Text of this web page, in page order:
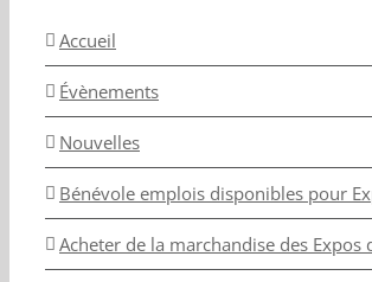
Accueil
Évènements
Nouvelles
Bénévole emplois disponibles pour
Acheter de la marchandise des Expos